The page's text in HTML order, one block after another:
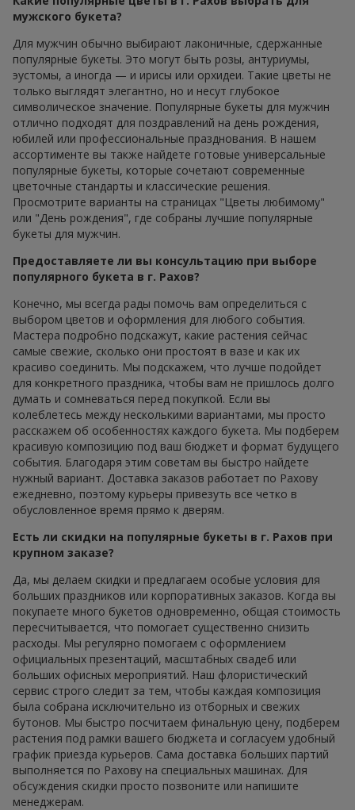
мужского букета?
Для мужчин обычно выбирают лаконичные, сдержанные
популярные букеты. Это могут быть розы, антуриумы,
эустомы, а иногда — и ирисы или орхидеи. Такие цветы не
только выглядят элегантно, но и несут глубокое
символическое значение. Популярные букеты для мужчин
отлично подходят для поздравлений на день рождения,
юбилей или профессиональные празднования. В нашем
ассортименте вы также найдете готовые универсальные
популярные букеты, которые сочетают современные
цветочные стандарты и классические решения.
Просмотрите варианты на страницах "Цветы любимому"
или "День рождения", где собраны лучшие популярные
букеты для мужчин.
Предоставляете ли вы консультацию при выборе
популярного букета в г. Рахов?
Конечно, мы всегда рады помочь вам определиться с
выбором цветов и оформления для любого события.
Мастера подробно подскажут, какие растения сейчас
самые свежие, сколько они простоят в вазе и как их
красиво соединить. Мы подскажем, что лучше подойдет
для конкретного праздника, чтобы вам не пришлось долго
думать и сомневаться перед покупкой. Если вы
колеблетесь между несколькими вариантами, мы просто
расскажем об особенностях каждого букета. Мы подберем
красивую композицию под ваш бюджет и формат будущего
события. Благодаря этим советам вы быстро найдете
нужный вариант. Доставка заказов работает по Рахову
ежедневно, поэтому курьеры привезуть все четко в
обусловленное время прямо к дверям.
Есть ли скидки на популярные букеты в г. Рахов при
крупном заказе?
Да, мы делаем скидки и предлагаем особые условия для
больших праздников или корпоративных заказов. Когда вы
покупаете много букетов одновременно, общая стоимость
пересчитывается, что помогает существенно снизить
расходы. Мы регулярно помогаем с оформлением
официальных презентаций, масштабных свадеб или
больших офисных мероприятий. Наш флористический
сервис строго следит за тем, чтобы каждая композиция
была собрана исключительно из отборных и свежих
бутонов. Мы быстро посчитаем финальную цену, подберем
растения под рамки вашего бюджета и согласуем удобный
график приезда курьеров. Сама доставка больших партий
выполняется по Рахову на специальных машинах. Для
обсуждения скидки просто позвоните или напишите
менеджерам.